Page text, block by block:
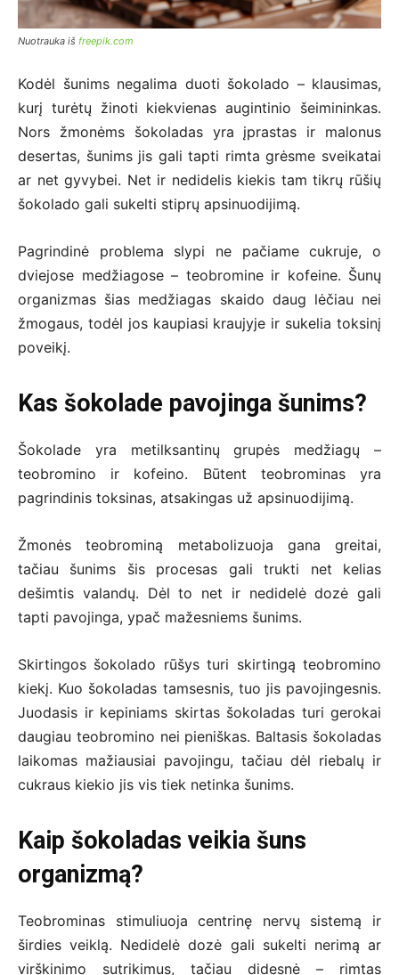
Nuotrauka iš freepik.com
Kodėl šunims negalima duoti šokolado – klausimas,
kurį turėtų žinoti kiekvienas augintinio šeimininkas.
Nors žmonėms šokoladas yra įprastas ir malonus
desertas, šunims jis gali tapti rimta grėsme sveikatai
ar net gyvybei. Net ir nedidelis kiekis tam tikrų rūšių
šokolado gali sukelti stiprų apsinuodijimą.
Pagrindinė problema slypi ne pačiame cukruje, o
dviejose medžiagose – teobromine ir kofeine. Šunų
organizmas šias medžiagas skaido daug lėčiau nei
žmogaus, todėl jos kaupiasi kraujyje ir sukelia toksinį
poveikį.
Kas šokolade pavojinga šunims?
Šokolade yra metilksantinų grupės medžiagų –
teobromino ir kofeino. Būtent teobrominas yra
pagrindinis toksinas, atsakingas už apsinuodijimą.
Žmonės teobrominą metabolizuoja gana greitai,
tačiau šunims šis procesas gali trukti net kelias
dešimtis valandų. Dėl to net ir nedidelė dozė gali
tapti pavojinga, ypač mažesniems šunims.
Skirtingos šokolado rūšys turi skirtingą teobromino
kiekį. Kuo šokoladas tamsesnis, tuo jis pavojingesnis.
Juodasis ir kepiniams skirtas šokoladas turi gerokai
daugiau teobromino nei pieniškas. Baltasis šokoladas
laikomas mažiausiai pavojingu, tačiau dėl riebalų ir
cukraus kiekio jis vis tiek netinka šunims.
Kaip šokoladas veikia šuns
organizmą?
Teobrominas stimuliuoja centrinę nervų sistemą ir
širdies veiklą. Nedidelė dozė gali sukelti nerimą ar
virškinimo sutrikimus, tačiau didesnė – rimtas